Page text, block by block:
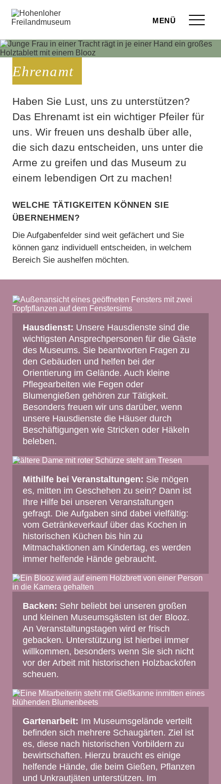
Menü
Fragen
Ehrenamt
Haben Sie Lust, uns zu unterstützen?
Das Ehrenamt ist ein wichtiger Pfeiler für
uns. Wir freuen uns deshalb über alle,
die sich dazu entscheiden, uns unter die
Arme zu greifen und das Museum zu
einem lebendigen Ort zu machen!
Welche Tätigkeiten können Sie
übernehmen?
Die Aufgabenfelder sind weit gefächert und Sie
können ganz individuell entscheiden, in welchem
Bereich Sie aushelfen möchten.
Hausdienst: Unsere Hausdienste sind die
wichtigsten Ansprechpersonen für die Gäste
des Museums. Sie beantworten Fragen zu
den Gebäuden und helfen bei der
Orientierung im Gelände. Auch kleine
Pflegearbeiten wie Fegen oder
Blumengießen gehören zur Tätigkeit.
Besonders freuen wir uns darüber, wenn
unsere Hausdienste die Häuser durch
Beschäftigungen wie Stricken oder Häkeln
beleben.
Mithilfe bei Veranstaltungen: Sie mögen
es, mitten im Geschehen zu sein? Dann ist
Ihre Hilfe bei unseren Veranstaltungen
gefragt. Die Aufgaben sind dabei vielfältig:
vom Getränkeverkauf über das Kochen in
historischen Küchen bis hin zu
Mitmachaktionen am Kindertag, es werden
immer helfende Hände gebraucht.
Backen: Sehr beliebt bei unseren großen
und kleinen Museumsgästen ist der Blooz.
An Veranstaltungstagen wird er frisch
gebacken. Unterstützung ist hierbei immer
willkommen, besonders wenn Sie sich nicht
vor der Arbeit mit historischen Holzbacköfen
scheuen.
Gartenarbeit: Im Museumsgelände verteilt
befinden sich mehrere Schaugärten. Ziel ist
es, diese nach historischen Vorbildern zu
bewirtschaften. Hierzu braucht es einige
helfende Hände, die beim Gießen, Pflanzen
und Unkrautjäten unterstützen. Im